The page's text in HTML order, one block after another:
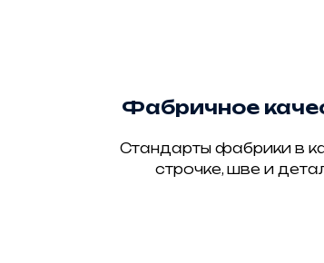
Фабричное
Стандарты фабрики в
строчке, шве и